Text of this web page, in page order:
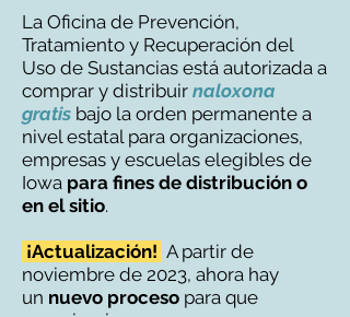
La Oficina de Prevención,
Tratamiento y Recuperación del
Uso de Sustancias está autorizada a
comprar y distribuir naloxona
gratis bajo la orden permanente a
nivel estatal para organizaciones,
empresas y escuelas elegibles de
Iowa para fines de distribución o
en el sitio.
¡Actualización! A partir de
noviembre de 2023, ahora hay
un nuevo proceso para que